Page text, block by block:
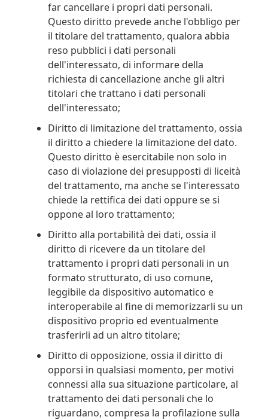
far cancellare i propri dati personali.
Questo diritto prevede anche l'obbligo per
il titolare del trattamento, qualora abbia
reso pubblici i dati personali
dell'interessato, di informare della
richiesta di cancellazione anche gli altri
titolari che trattano i dati personali
dell'interessato;
Diritto di limitazione del trattamento, ossia
il diritto a chiedere la limitazione del dato.
Questo diritto è esercitabile non solo in
caso di violazione dei presupposti di liceità
del trattamento, ma anche se l'interessato
chiede la rettifica dei dati oppure se si
oppone al loro trattamento;
Diritto alla portabilità dei dati, ossia il
diritto di ricevere da un titolare del
trattamento i propri dati personali in un
formato strutturato, di uso comune,
leggibile da dispositivo automatico e
interoperabile al fine di memorizzarli su un
dispositivo proprio ed eventualmente
trasferirli ad un altro titolare;
Diritto di opposizione, ossia il diritto di
opporsi in qualsiasi momento, per motivi
connessi alla sua situazione particolare, al
trattamento dei dati personali che lo
riguardano, compresa la profilazione sulla